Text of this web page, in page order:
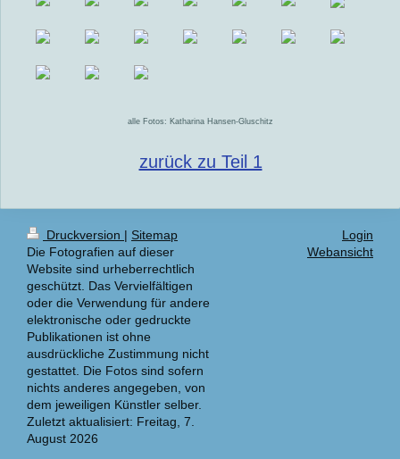
alle Fotos: Katharina Hansen-Gluschitz
zurück zu Teil 1
Druckversion | Sitemap
Die Fotografien auf dieser
Website sind urheberrechtlich
geschützt. Das Vervielfältigen
oder die Verwendung für andere
elektronische oder gedruckte
Publikationen ist ohne
ausdrückliche Zustimmung nicht
gestattet. Die Fotos sind sofern
nichts anderes angegeben, von
dem jeweiligen Künstler selber.
Zuletzt aktualisiert: Freitag, 7.
August 2026
Login
Webansicht